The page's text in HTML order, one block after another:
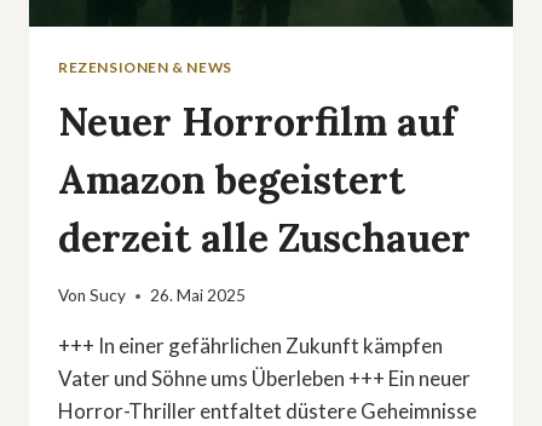
REZENSIONEN & NEWS
Neuer Horrorfilm auf
Amazon begeistert
derzeit alle Zuschauer
Von Sucy 26. Mai 2025
+++ In einer gefährlichen Zukunft kämpfen
Vater und Söhne ums Überleben +++ Ein neuer
Horror-Thriller entfaltet düstere Geheimnisse